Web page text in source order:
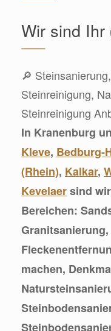
Wir sind Ihr
🔎
Steinreinigung,
Steinreinigung
In Kranenburg
Kleve, Bedburg-
(Rhein), Kalkar,
Kevelaersind
Bereichen:
machen,